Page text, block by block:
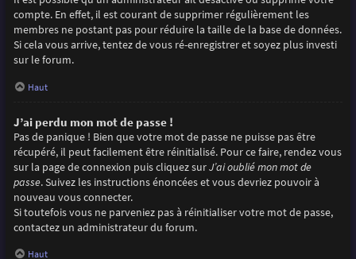
compte. En effet, il est courant de supprimer régulièrement les
membres ne postant pas pour réduire la taille de la base de données.
Si cela vous arrive, tentez de vous ré-enregistrer et soyez plus investi
sur le forum.
Haut
J’ai perdu mon mot de passe !
Pas de panique ! Bien que votre mot de passe ne puisse pas être
récupéré, il peut facilement être réinitialisé. Pour ce faire, rendez vous
sur la page de connexion puis cliquez surJ’ai oublié mon mot de
passe. Suivez les instructions énoncées et vous devriez pouvoir à
nouveau vous connecter.
Si toutefois vous ne parveniez pas à réinitialiser votre mot de passe,
contactez un administrateur du forum.
Haut